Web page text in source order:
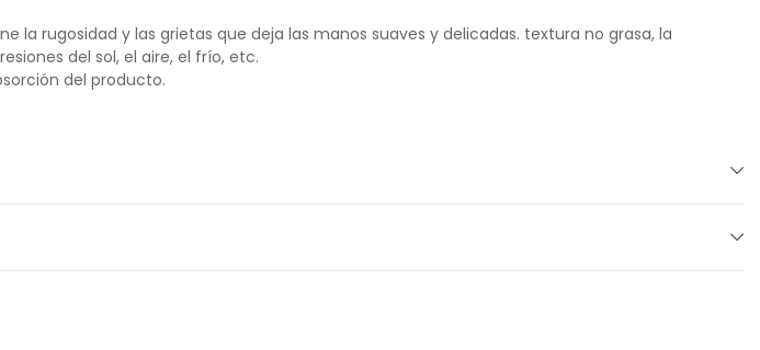
rugosidad y las grietas que deja las manos suaves y delicadas. textura no grasa, la
del sol, el aire, el frío, etc.
del producto.